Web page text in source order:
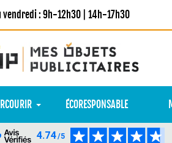
vendredi : 9h-12h30 | 14h-17h30
ÉCORESPONSABLE
4.74/5